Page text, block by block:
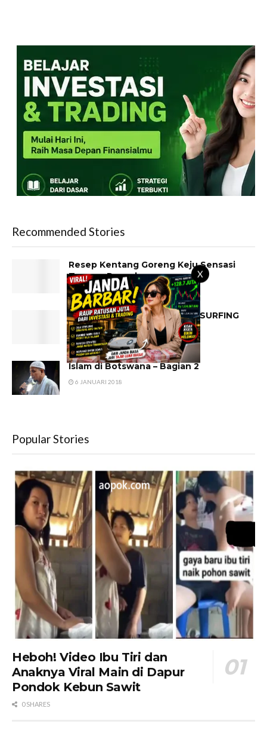
X
Recommended Stories
Resep Kentang Goreng Keju Sensasi
Tepung Renyah
7 APRIL 2014
PANTAI NEMBERALA, SURGA SURFING
TERBARU DI PULAU ROTE
21 SEPTEMBER 2016
Islam di Botswana – Bagian 2
6 JANUARI 2018
Popular Stories
Heboh! Video Ibu Tiri dan
Anaknya Viral Main di Dapur
Pondok Kebun Sawit
0 SHARES